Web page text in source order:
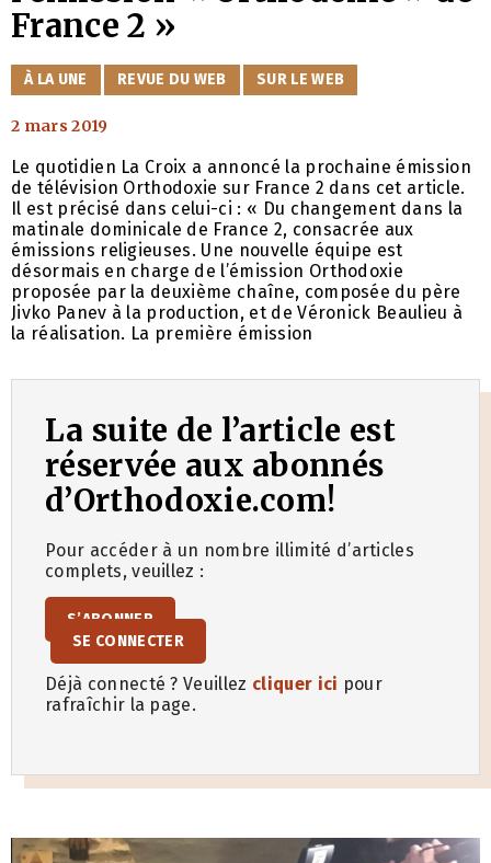
France 2 »
CATÉGORIES
À LA UNE REVUE DU WEB SUR LE WEB
2 mars 2019
Le quotidien La Croix a annoncé la prochaine émission
de télévision Orthodoxie sur France 2 dans cet article.
Il est précisé dans celui-ci : « Du changement dans la
matinale dominicale de France 2, consacrée aux
émissions religieuses. Une nouvelle équipe est
désormais en charge de l’émission Orthodoxie
proposée par la deuxième chaîne, composée du père
Jivko Panev à la production, et de Véronick Beaulieu à
la réalisation. La première émission
La suite de l’article est
réservée aux abonnés
d’Orthodoxie.com!
Pour accéder à un nombre illimité d’articles
complets, veuillez :
S’ABONNER
SE CONNECTER
Déjà connecté ? Veuillez cliquer ici pour
rafraîchir la page.